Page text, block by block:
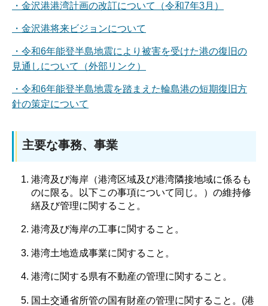
・金沢港港湾計画の改訂について（令和7年3月）
・金沢港将来ビジョンについて
・令和6年能登半島地震により被害を受けた港の復旧の
見通しについて（外部リンク）
・令和6年能登半島地震を踏まえた輪島港の短期復旧方
針の策定について
主要な事務、事業
港湾及び海岸（港湾区域及び港湾隣接地域に係るも
のに限る。以下この事項について同じ。）の維持修
繕及び管理に関すること。
港湾及び海岸の工事に関すること。
港湾土地造成事業に関すること。
港湾に関する県有不動産の管理に関すること。
国土交通省所管の国有財産の管理に関すること。(港